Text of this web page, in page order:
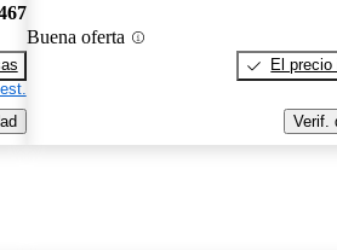
Buena oferta
El
Verif.